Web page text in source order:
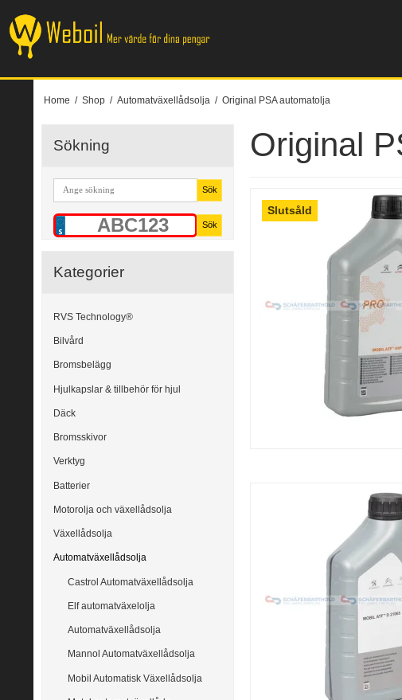
Home / Shop / Automatväxellådsolja / Original PSA automatolja
Sökning
Sök
Sök
Kategorier
RVS Technology®
Bilvård
Bromsbelägg
Hjulkapslar & tillbehör för hjul
Däck
Bromsskivor
Verktyg
Batterier
Motorolja och växellådsolja
Växellådsolja
Automatväxellådsolja
Castrol Automatväxellådsolja
Elf automatväxelolja
Automatväxellådsolja
Mannol Automatväxellådsolja
Mobil Automatisk Växellådsolja
Original
Slutsåld